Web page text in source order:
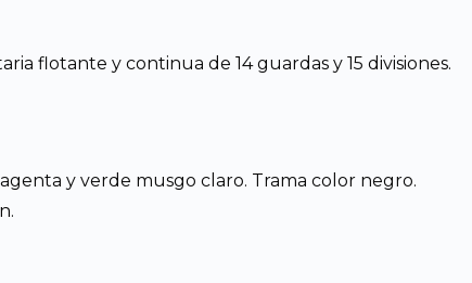
flotante y continua de 14 guardas y 15 divisiones.
y verde musgo claro. Trama color negro.